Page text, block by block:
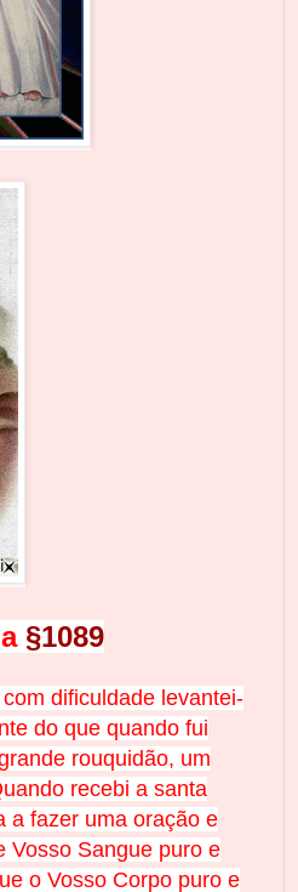
§1089
dificuldade levantei-
do que quando fui
rouquidão, um
recebi a santa
a fazer uma oração e
Vosso Sangue puro e
o Vosso Corpo puro e